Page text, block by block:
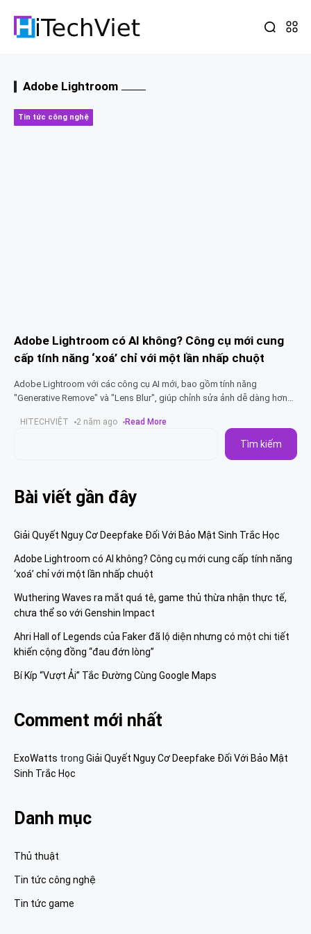
Adobe Lightroom
Tin tức công nghệ
Adobe Lightroom có AI không? Công cụ mới cung
cấp tính năng ‘xoá’ chỉ với một lần nhấp chuột
Adobe Lightroom với các công cụ AI mới, bao gồm tính năng
"Generative Remove" và "Lens Blur", giúp chỉnh sửa ảnh dễ dàng hơn
HITECHVIỆT 2 năm ago Read More
Tìm kiếm
Bài viết gần đây
Giải Quyết Nguy Cơ Deepfake Đối Với Bảo Mật Sinh Trắc Học
Adobe Lightroom có AI không? Công cụ mới cung cấp tính năng
‘xoá’ chỉ với một lần nhấp chuột
Wuthering Waves ra mắt quá tê, game thủ thừa nhận thực tế,
chưa thể so với Genshin Impact
Ahri Hall of Legends của Faker đã lộ diện nhưng có một chi tiết
khiến cộng đồng “đau đớn lòng”
Bí Kíp “Vượt Ải” Tắc Đường Cùng Google Maps
Comment mới nhất
ExoWatts trong Giải Quyết Nguy Cơ Deepfake Đối Với Bảo Mật
Sinh Trắc Học
Danh mục
Thủ thuật
Tin tức công nghệ
Tin tức game